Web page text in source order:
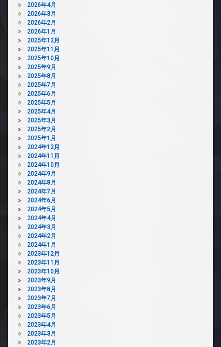
2026年4月
2026年3月
2026年2月
2026年1月
2025年12月
2025年11月
2025年10月
2025年9月
2025年8月
2025年7月
2025年6月
2025年5月
2025年4月
2025年3月
2025年2月
2025年1月
2024年12月
2024年11月
2024年10月
2024年9月
2024年8月
2024年7月
2024年6月
2024年5月
2024年4月
2024年3月
2024年2月
2024年1月
2023年12月
2023年11月
2023年10月
2023年9月
2023年8月
2023年7月
2023年6月
2023年5月
2023年4月
2023年3月
2023年2月